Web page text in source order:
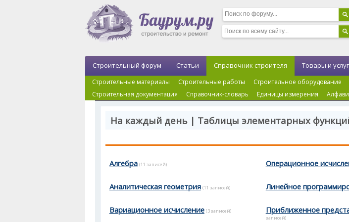
Строительный форум Статьи Справочник строителя
Строительные материалы Строительные работы Строительное оборудование
Строительная документация
Справочник-словарь Единицы измерения
Товары и
На каждый день | Таблицы элементарных
Алгебра (11 записей)
Аналитическая геометрия (11 записей)
Вариационное исчисление (3 записей)
Операционное
Линейное
Приближенное
записей)